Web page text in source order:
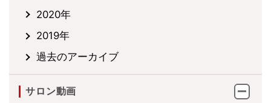
2020年
2019年
過去のアーカイブ
サロン動画